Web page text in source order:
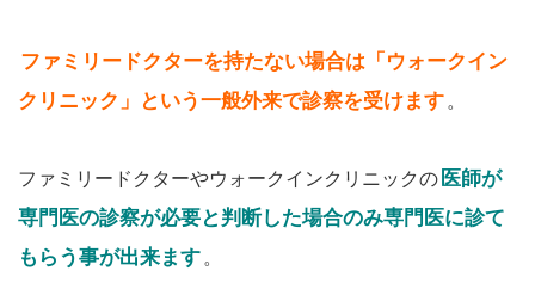
ファミリードクターを持たない場合は「ウォークイン
クリニック」という一般外来で診察を受けます 。
ファミリードクターやウォークインクリニックの 医師が
専門医の診察が必要と判断した場合のみ専門医に診て
もらう事が出来ます 。